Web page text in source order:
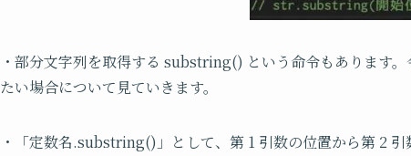
・部分文字列を取得する substring() という命令もあります
たい場合について見ていきます。
・「定数名.substring()」として、第 1 引数の位置から第 2